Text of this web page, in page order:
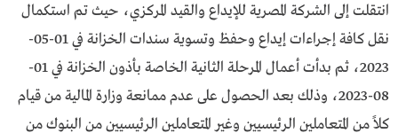
انتقلت إلى الشركة المصرية للإيداع والقيد المركزي، حيث تم استكمال
نقل كافة إجراءات إيداع وحفظ وتسوية سندات الخزانة في 01-05-
2023، ثم بدأت أعمال المرحلة الثانية الخاصة بأذون الخزانة في 01-
08-2023، وذلك بعد الحصول على عدم ممانعة وزارة المالية من قيام
كلاً من المتعاملين الرئيسيين وغير المتعاملين الرئيسيين من البنوك من